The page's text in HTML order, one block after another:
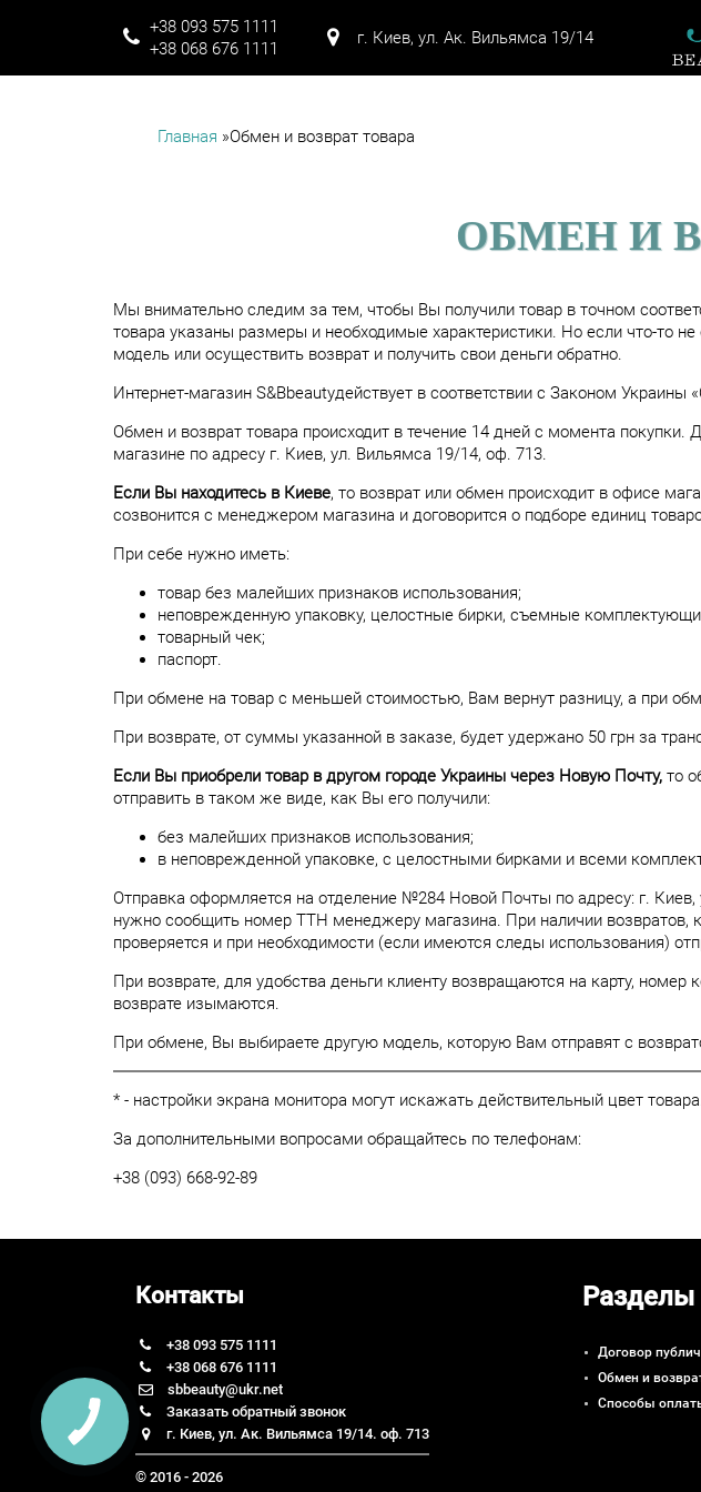
+38 093 575 1111
+38 068 676 1111
г. Киев, ул. Ак. Вильямса 19/14
Главная »Обмен и возврат товара
ОБМЕН И
Мы внимательно следим за тем, чтобы Вы получили товар в точном
товара указаны размеры и необходимые характеристики. Но если что-то
модель или осуществить возврат и получить свои деньги обратно.
Интернет-магазин S&Bbeautyдействует в соответствии с Законом Украины
Обмен и возврат товара происходит в течение 14 дней с момента
магазине по адресу г. Киев, ул. Вильямса 19/14, оф. 713.
Если Вы находитесь в Киеве, то возврат или обмен происходит в офисе
созвонится с менеджером магазина и договорится о подборе единиц
При себе нужно иметь:
товар без малейших признаков использования;
неповрежденную упаковку, целостные бирки, съемные
товарный чек;
паспорт.
При обмене на товар с меньшей стоимостью, Вам вернут разницу, а при
При возврате, от суммы указанной в заказе, будет удержано 50 грн за
Если Вы приобрели товар в другом городе Украины через Новую Почту, то
отправить в таком же виде, как Вы его получили:
без малейших признаков использования;
в неповрежденной упаковке, с целостными бирками и всеми
Отправка оформляется на отделение №284 Новой Почты по адресу: г.
нужно сообщить номер ТТН менеджеру магазина. При наличии возвратов,
проверяется и при необходимости (если имеются следы использования)
При возврате, для удобства деньги клиенту возвращаются на карту,
возврате изымаются.
При обмене, Вы выбираете другую модель, которую Вам отправят с
* - настройки экрана монитора могут искажать действительный цвет
За дополнительными вопросами обращайтесь по телефонам:
+38 (093) 668-92-89
Контакты
+38 093 575 1111
+38 068 676 1111
sbbeauty@ukr.net
Заказать обратный звонок
г. Киев, ул. Ак. Вильямса 19/14. оф. 713
© 2016 - 2026
Разделы
Договор
Обмен и
Способы